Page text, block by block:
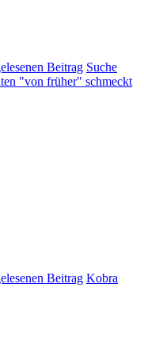
Suche
"von früher" schmeckt
Kobra